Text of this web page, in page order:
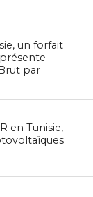
un forfait
par
en Tunisie,